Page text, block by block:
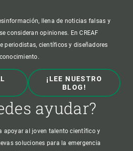
llena de noticias falsas y
consideran opiniones. En CREAF
periodistas, científicos y diseñadores
¡LEE NUESTRO
BLOG!
ayudar?
apoyar al joven talento científico y
soluciones para la emergencia